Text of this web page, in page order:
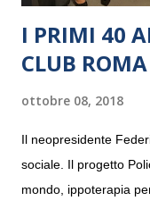
I PRIMI 40
CLUB
ottobre 08, 2018
Il neopresidente
sociale. Il progetto
mondo, ippoterapia